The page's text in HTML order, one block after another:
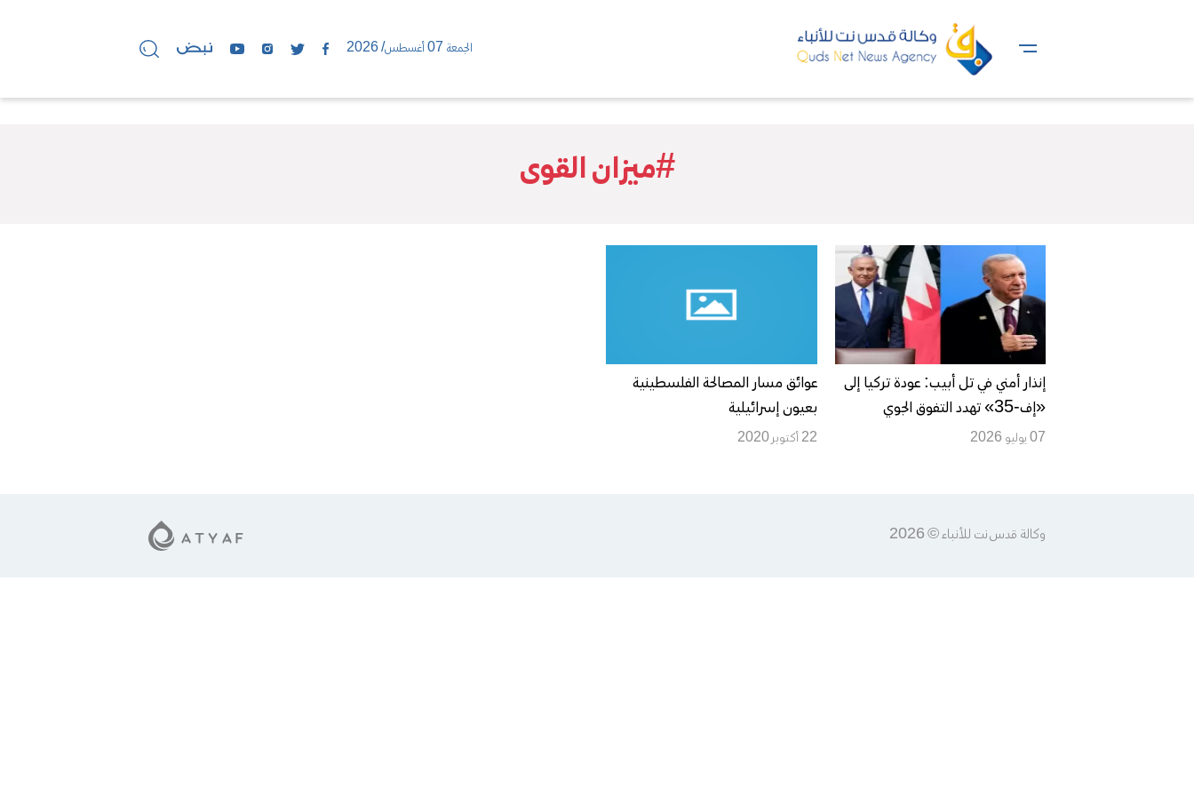
الجمعة 07 أغسطس/ 2026
#ميزان القوى
إنذار أمني في تل أبيب: عودة تركيا إلى
«إف-35» تهدد التفوق الجوي
الإسرائيلي وتعيد رسم ميزان القوى
07 يوليو 2026
عوائق مسار المصالحة الفلسطينية
بعيون إسرائيلية
22 أكتوبر 2020
وكالة قدس نت للأنباء © 2026